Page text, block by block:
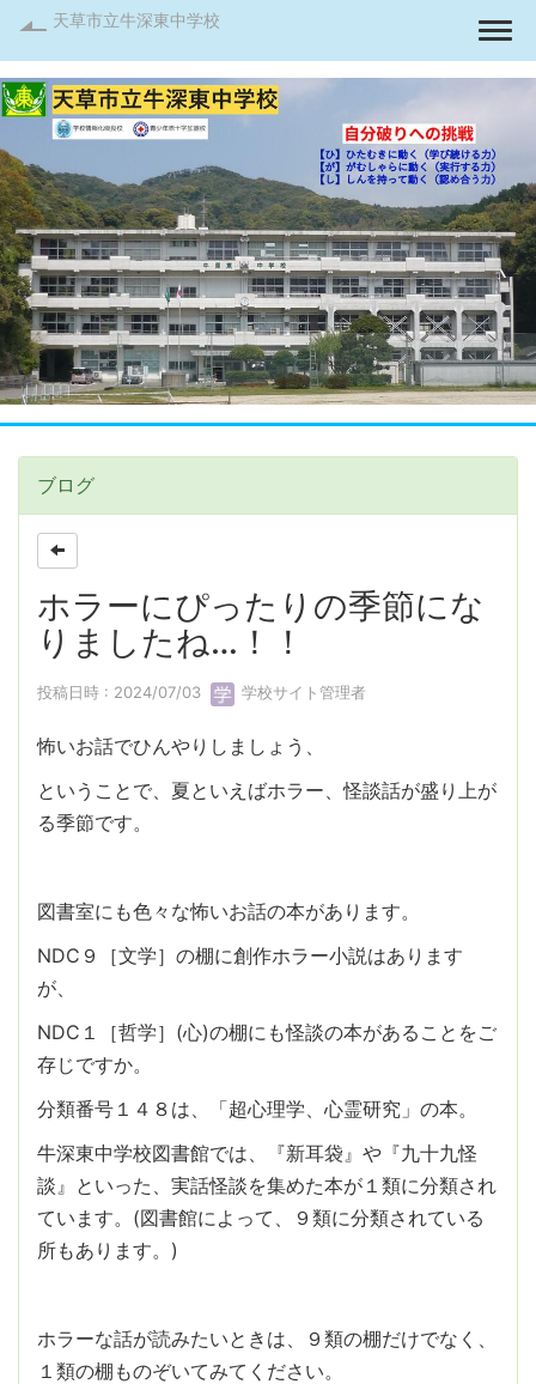
天草市立牛深東中学校
ブログ
ホラーにぴったりの季節にな
りましたね…！！
投稿日時 : 2024/07/03 学校サイト管理者
怖いお話でひんやりしましょう、
ということで、夏といえばホラー、怪談話が盛り上が
る季節です。
図書室にも色々な怖いお話の本があります。
NDC９［文学］の棚に創作ホラー小説はあります
が、
NDC１［哲学］(心)の棚にも怪談の本があることをご
存じですか。
分類番号１４８は、「超心理学、心霊研究」の本。
牛深東中学校図書館では、『新耳袋』や『九十九怪
談』といった、実話怪談を集めた本が１類に分類され
ています。(図書館によって、９類に分類されている
所もあります。)
ホラーな話が読みたいときは、９類の棚だけでなく、
１類の棚ものぞいてみてください。